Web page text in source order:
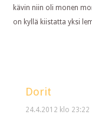
kävin niin oli monen
on kyllä kiistatta yksi
Dorit
24.4.2012 klo 23:22